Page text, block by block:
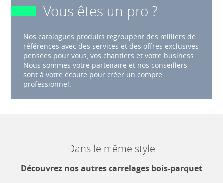
Vous êtes un pro ?
Nos catalogues produits regroupent des milliers de
références avec des services et des offres exclusives
pensées pour vous, vos chantiers et votre business.
Nous sommes votre partenaire et nos conseillers
sont à votre écoute pour créer un compte
professionnel.
Dans le même style
Découvrez nos autres carrelages bois-parquet